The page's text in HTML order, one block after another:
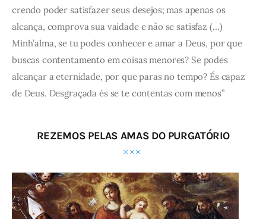
crendo poder satisfazer seus desejos; mas apenas os
alcança, comprova sua vaidade e não se satisfaz (…)
Minh’alma, se tu podes conhecer e amar a Deus, por que
buscas contentamento em coisas menores? Se podes
alcançar a eternidade, por que paras no tempo? És capaz
de Deus. Desgraçada és se te contentas com menos”
REZEMOS PELAS AMAS DO PURGATÓRIO